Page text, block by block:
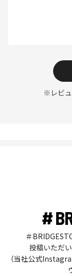
※レビ
#
＃
投稿いただ
（当社公式